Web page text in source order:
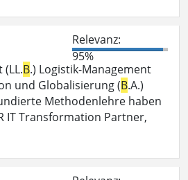
Relevanz:
95%
B.) Logistik-Management
und Globalisierung (B.A.)
Methodenlehre haben
IT Transformation Partner,